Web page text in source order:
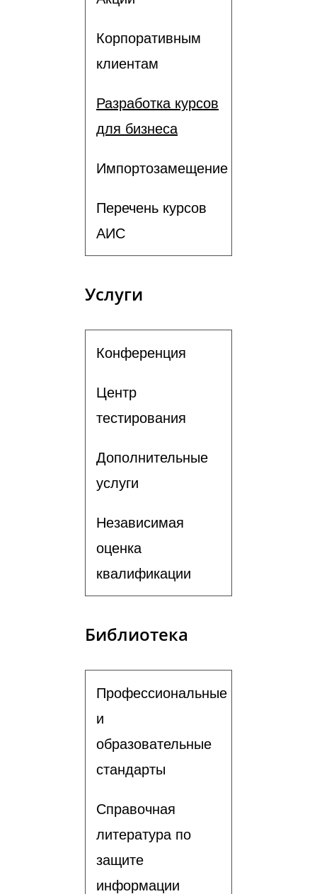
Корпоративным
клиентам
Разработка курсов
для бизнеса
Импортозамещение
Перечень курсов
АИС
Услуги
Конференция
Центр
тестирования
Дополнительные
услуги
Независимая
оценка
квалификации
Библиотека
Профессиональные
и
образовательные
стандарты
Справочная
литература по
защите
информации